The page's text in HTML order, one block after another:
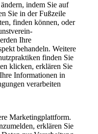
indem Sie auf
Sie in der Fußzeile
finden können, oder
Ihre
behandeln. Weitere
finden Sie
klicken, erklären Sie
Informationen in
verarbeiten
Marketingplattform.
erklären Sie